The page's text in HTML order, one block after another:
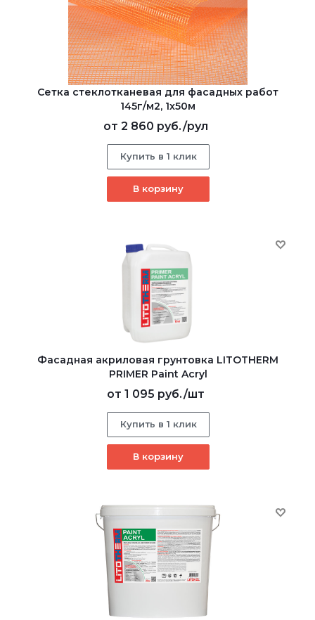
Сетка стеклотканевая для фасадных работ
145г/м2, 1х50м
от 2 860 руб./рул
Купить в 1 клик
В корзину
Фасадная акриловая грунтовка LITOTHERM
PRIMER Paint Acryl
от 1 095 руб./шт
Купить в 1 клик
В корзину